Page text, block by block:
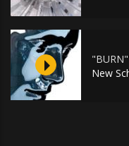
New